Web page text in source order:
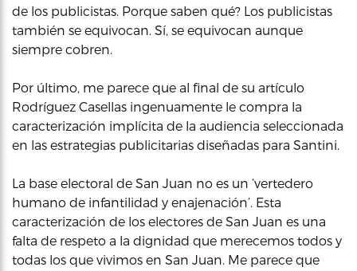
de los publicistas. Porque saben qué? Los publicistas
también se equivocan. Sí, se equivocan aunque
siempre cobren.
Por último, me parece que al final de su artículo
Rodríguez Casellas ingenuamente le compra la
caracterización implícita de la audiencia seleccionada
en las estrategias publicitarias diseñadas para Santini.
La base electoral de San Juan no es un ‘vertedero
humano de infantilidad y enajenación’. Esta
caracterización de los electores de San Juan es una
falta de respeto a la dignidad que merecemos todos y
todas los que vivimos en San Juan. Me parece que